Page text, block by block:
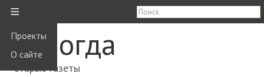
≡
Проекты
О сайте
Вологда
старые газеты